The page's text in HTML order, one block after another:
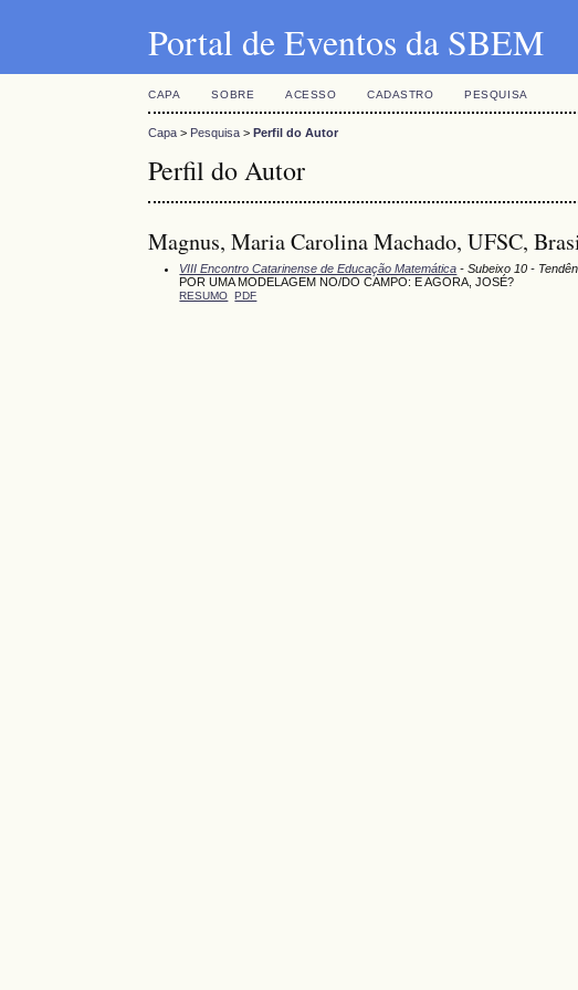
Portal de Eventos da SBEM
CAPA SOBRE ACESSO CADASTRO PESQUISA
Capa > Pesquisa >Perfil do Autor
Perfil do Autor
Magnus, Maria Carolina Machado, UFSC,
VIII Encontro Catarinense de Educação Matemática - Subeixo 10 -
POR UMA MODELAGEM NO/DO CAMPO: E AGORA, JOSÉ?
RESUMO PDF